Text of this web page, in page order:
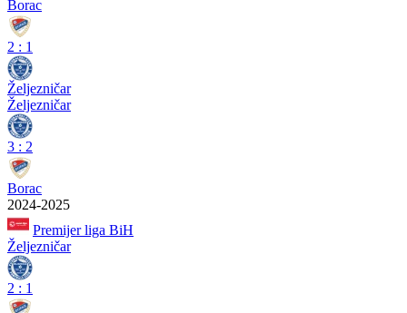
Borac
2 : 1
Željezničar
Željezničar
3 : 2
Borac
2024-2025
Premijer liga BiH
Željezničar
2 : 1